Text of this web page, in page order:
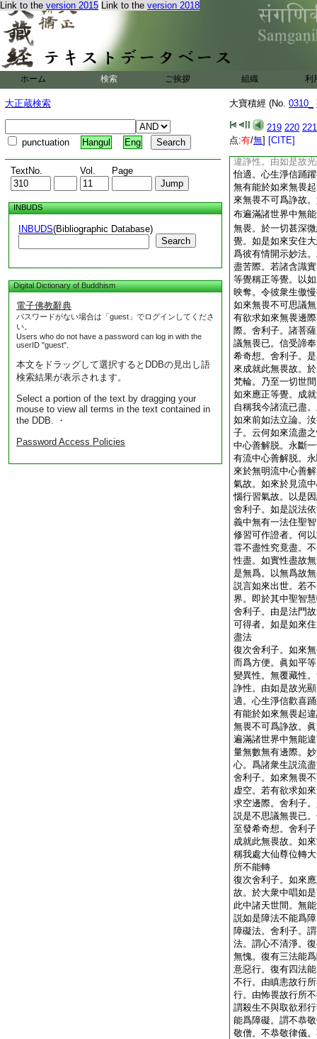
Link to the version 2015 Link to the version 2018
ホーム 検索 ご挨拶 組織 利
大正蔵検索
punctuation Hangul Eng
TextNo. Vol. Page
INBUDS
INBUDS(Bibliographic Database)
Search
Digital Dictionary of Buddhism
電子佛教辭典
パスワードがない場合は「guest」でログインしてくださ
い。
Users who do not have a password can log in with the
userID "guest".
本文をドラッグして選択するとDDBの見出し語
検索結果が表示されます。
Select a portion of the text by dragging your
mouse to view all terms in the text contained in
the DDB. ・
Password Access Policies
大寶積經 (No. 0310_
219 220 221
点:有/無] [CITE]
與彼空性其性平等
性平等。三界自體
自體與彼無生其性
行其性平等。起法
其性平等。生死流
性平等。如是舍利
等正覺。是故如來
復次舍利子。此如
悲而爲方便。眞如
不變異性。無覆藏
違諍性。由如是故
怡適。心生淨信踊
無有能於如來無畏
來無畏不可爲諍故
布遍滿諸世界中無
無畏。於一切甚深
覺。如是如來安住
爲彼有情開示妙法
盡苦際。若諸含識
等覺稱正等覺。以
映奪。令彼衆生傲
如來無畏不可思議
有欲求如來無畏邊
際。舍利子。諸菩
議無畏已。信受諦
希奇想。舍利子。
來成就此無畏故。
梵輪。乃至一切世
如來應正等覺。成
自稱我今諸流已盡
如來前如法立論。
子。云何如來流盡
中心善解脱。永斷
有流中心善解脱。
來於無明流中心善
氣故。如來於見流
惱行習氣故。以是
舍利子。如是説法
義中無有一法住聖
修習可作證者。何
甞不盡性究竟盡。
性盡。如實性盡故
是無爲。以無爲故
説言如來出世。若
界。即於其中聖智
舍利子。由是法門
可得者。如是如來
盡法
復次舍利子。如來
而爲方便。眞如平
變異性。無覆藏性
諍性。由如是故光
適。心生淨信歡喜
有能於如來無畏起
無畏不可爲諍故。
遍滿諸世界中無能
量無數無有邊際。
心。爲諸衆生説流
舍利子。如來無畏
虚空。若有欲求如
求空邊際。舍利子
説是不思議無畏已
至發希奇想。舍利
成就此無畏故。如
稱我處大仙尊位轉
所不能轉
復次舍利子。如來
故。於大衆中唱如
此中諸天世間。無
説如是障法不能爲
障礙法。舍利子。
法。謂心不清淨。
無愧。復有三法能
意惡行。復有四法
不行。由瞋恚故行
行。由怖畏故行所
謂殺生不與取欲邪
能爲障礙。謂不恭
敬僧。不恭敬律儀